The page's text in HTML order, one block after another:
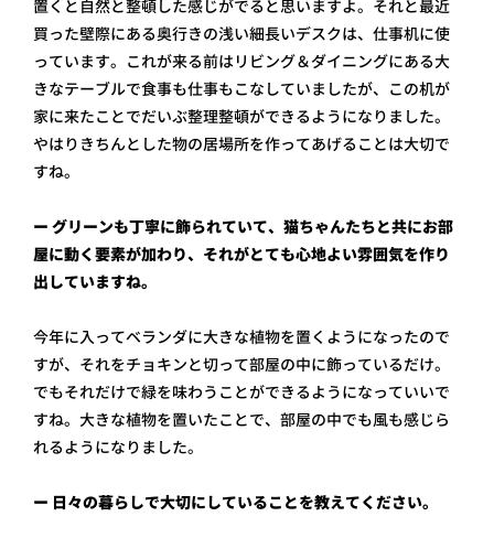
置くと自然と整頓した感じがでると思いますよ。それと最近
買った壁際にある奥行きの浅い細長いデスクは、仕事机に使
っています。これが来る前はリビング＆ダイニングにある大
きなテーブルで食事も仕事もこなしていましたが、この机が
家に来たことでだいぶ整理整頓ができるようになりました。
やはりきちんとした物の居場所を作ってあげることは大切で
すね。
ー グリーンも丁寧に飾られていて、猫ちゃんたちと共にお部
屋に動く要素が加わり、それがとても心地よい雰囲気を作り
出していますね。
今年に入ってベランダに大きな植物を置くようになったので
すが、それをチョキンと切って部屋の中に飾っているだけ。
でもそれだけで緑を味わうことができるようになっていいで
すね。大きな植物を置いたことで、部屋の中でも風も感じら
れるようになりました。
ー 日々の暮らしで大切にしていることを教えてください。